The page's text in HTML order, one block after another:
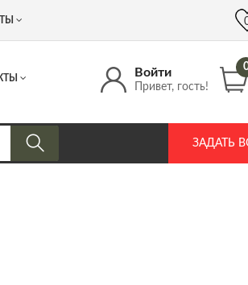
537 17 16
Войти
Привет, гость!
ЗАДАТЬ